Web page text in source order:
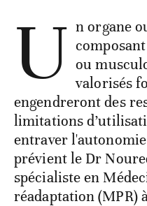
U n organe
ou
valorisés
engendreront des
limitations
entraver
prévient le Dr
spécialiste en
réadaptation (MPR)